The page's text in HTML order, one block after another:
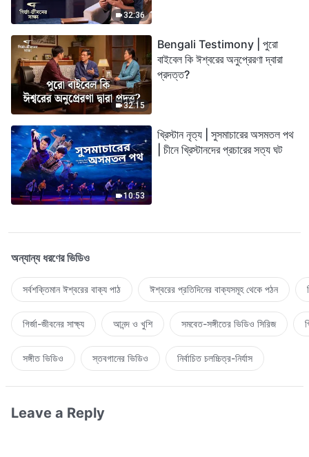
32:36
32:15
Bengali Testimony | পুরো
বাইবেল কি ঈশ্বরের অনুপ্রেরণা দ্বারা
প্রদত্ত?
10:53
খ্রিস্টান নৃত্য | সুসমাচারের অসমতল পথ
| চীনে খ্রিস্টানদের প্রচারের সত্য ঘট
অন্যান্য ধরণের ভিডিও
সর্বশক্তিমান ঈশ্বরের বাক্য পাঠ ঈশ্বরের প্রতিদিনের বাক্যসমূহ থেকে পঠন
গির্জা-জীবনের সাক্ষ্য আনন্দ ও খুশি সমবেত-সঙ্গীতের ভিডিও সিরিজ
সঙ্গীত ভিডিও স্তবগানের ভিডিও নির্বাচিত চলচ্চিত্র-নির্যাস
Leave a Reply